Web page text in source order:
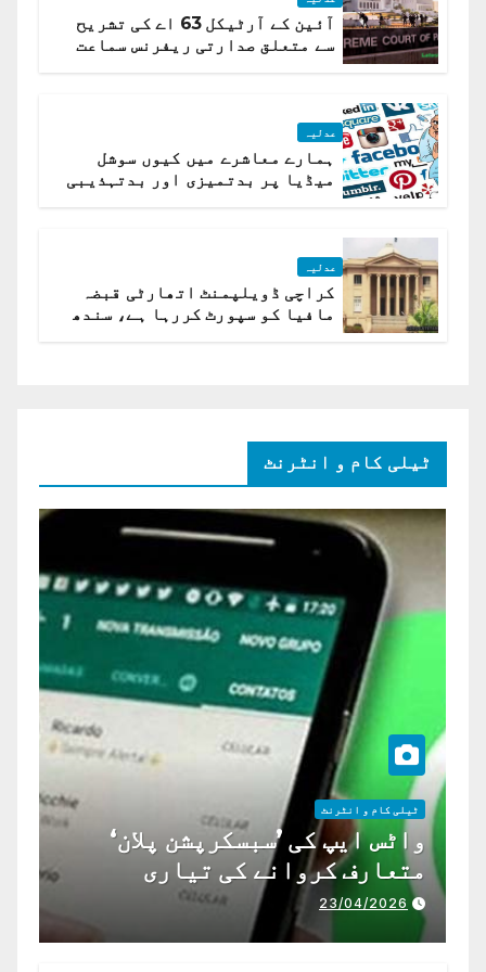
آئین کے آرٹیکل 63 اے کی تشریح
سے متعلق صدارتی ریفرنس سماعت
عدلیہ
ہمارے معاشرے میں کیوں سوشل
میڈیا پر بدتمیزی اور بدتہذیبی
عدلیہ
کراچی ڈویلپمنٹ اتھارٹی قبضہ
مافیا کو سپورٹ کررہا ہے، سندھ
ٹیلی کام و انٹرنٹ
ٹیلی کام و انٹرنٹ
واٹس ایپ کی ’سبسکرپشن پلان‘
متعارف کروانے کی تیاری
23/04/2026